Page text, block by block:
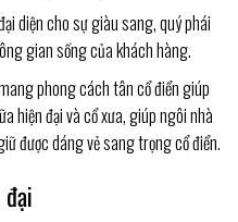
diện cho sự giàu sang, quý phái
gian sống của khách hàng.
phong cách tân cổ điển giúp
hiện đại và cổ xưa, giúp ngôi nhà
được dáng vẻ sang trọng cổ điển.